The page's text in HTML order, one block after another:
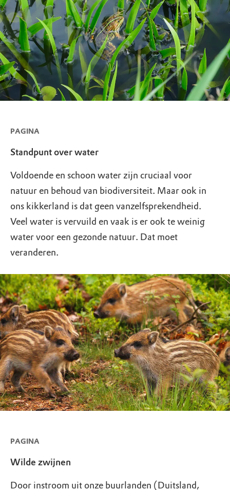
PAGINA
Standpunt over water
Voldoende en schoon water zijn cruciaal voor
natuur en behoud van biodiversiteit. Maar ook in
ons kikkerland is dat geen vanzelfsprekendheid.
Veel water is vervuild en vaak is er ook te weinig
water voor een gezonde natuur. Dat moet
veranderen.
PAGINA
Wilde zwijnen
Door instroom uit onze buurlanden (Duitsland,